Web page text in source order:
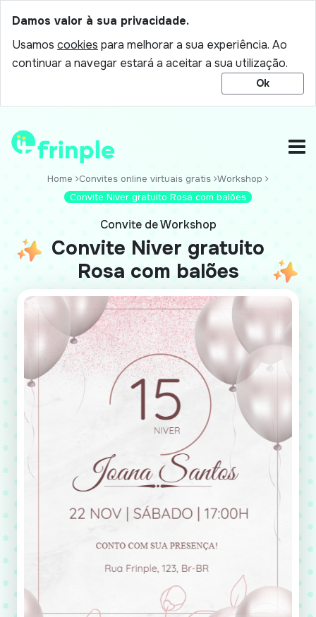
Damos valor à sua privacidade.
Usamos cookies para melhorar a sua experiência. Ao
continuar a navegar estará a aceitar a sua utilização.
Ok
Home Convites online virtuais gratis Workshop
Convite Niver gratuito Rosa com balões
Convite de Workshop
Convite Niver gratuito
Rosa com balões